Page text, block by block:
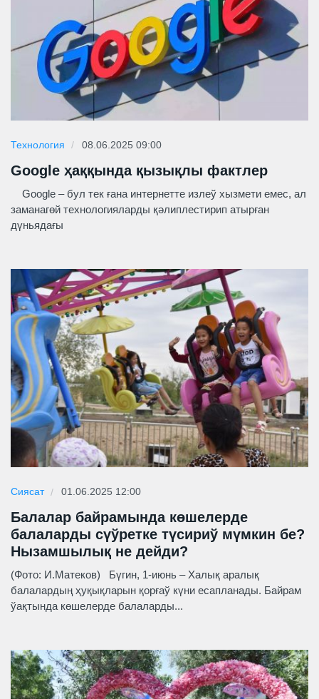
Технология 08.06.2025 09:00
Google ҳаққында қызықлы фактлер
Google – бул тек ғана интернетте излеў хызмети емес, ал
заманагөй технологияларды қәлиплестирип атырған
дүньядағы
Сиясат 01.06.2025 12:00
Балалар байрамында көшелерде
балаларды сүўретке түсириў мүмкин бе?
Нызамшылық не дейди?
(Фото: И.Матеков) Бүгин, 1-июнь – Халық аралық
балалардың ҳуқықларын қорғаў күни есапланады. Байрам
ўақтында көшелерде балаларды...